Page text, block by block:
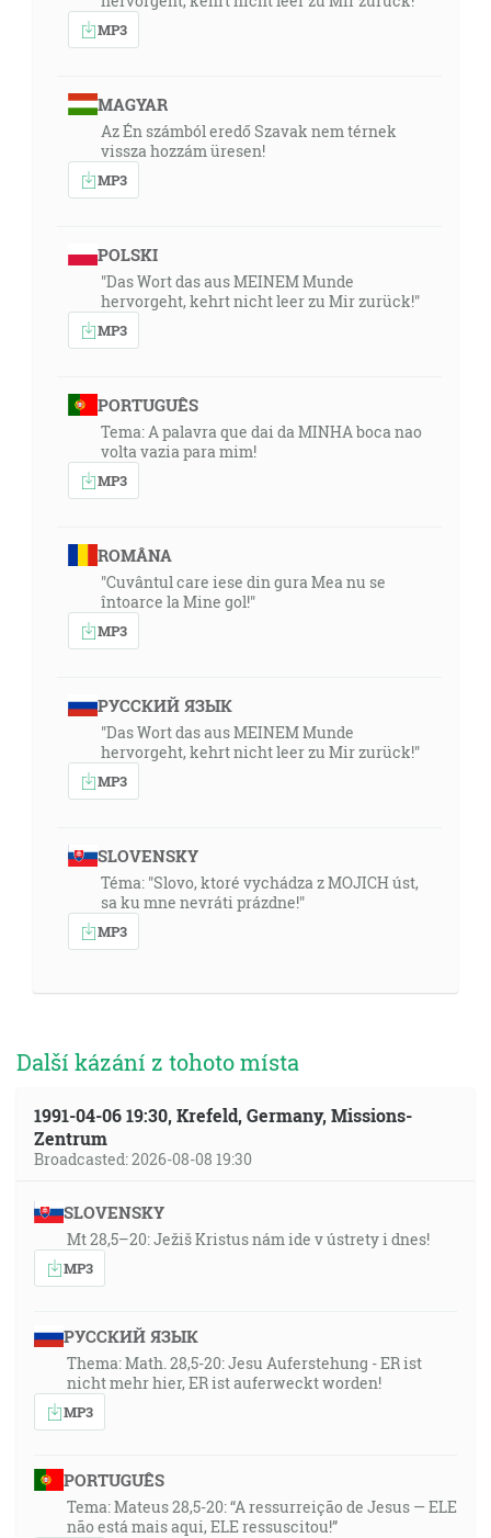
MP3
MAGYAR
Az Én számból eredő Szavak nem térnek
vissza hozzám üresen!
MP3
POLSKI
"Das Wort das aus MEINEM Munde
hervorgeht, kehrt nicht leer zu Mir zurück!"
MP3
PORTUGUÊS
Tema: A palavra que dai da MINHA boca nao
volta vazia para mim!
MP3
ROMÂNA
"Cuvântul care iese din gura Mea nu se
întoarce la Mine gol!"
MP3
РУССКИЙ ЯЗЫК
"Das Wort das aus MEINEM Munde
hervorgeht, kehrt nicht leer zu Mir zurück!"
MP3
SLOVENSKY
Téma: "Slovo, ktoré vychádza z MOJICH úst,
sa ku mne nevráti prázdne!"
MP3
Další kázání z tohoto místa
1991-04-06 19:30, Krefeld, Germany, Missions-
Zentrum
Broadcasted: 2026-08-08 19:30
SLOVENSKY
Mt 28,5–20: Ježiš Kristus nám ide v ústrety i dnes!
MP3
РУССКИЙ ЯЗЫК
Thema: Math. 28,5-20: Jesu Auferstehung - ER ist
nicht mehr hier, ER ist auferweckt worden!
MP3
PORTUGUÊS
Tema: Mateus 28,5-20: “A ressurreição de Jesus — ELE
não está mais aqui, ELE ressuscitou!”